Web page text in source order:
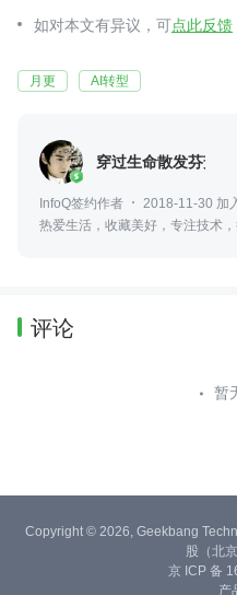
如对本文有异议，可点此反馈
月更 AI转型
穿过生命散发芬芳
InfoQ签约作者
2018-11-30 加
热爱生活，收藏美好，专注技术
评论
暂
Copyright © 2026, Geekbang
股（北
京 ICP 备
产